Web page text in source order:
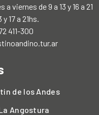
viernes de 9 a 13 y 16 a 21
17 a 21hs.
411-300
de los Andes
Angostura